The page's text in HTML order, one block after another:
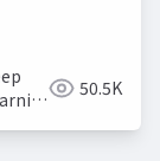
50.5K